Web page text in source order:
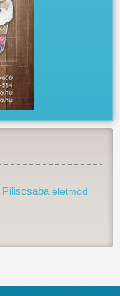
Piliscsaba életmód